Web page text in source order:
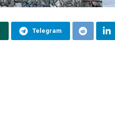
Telegram